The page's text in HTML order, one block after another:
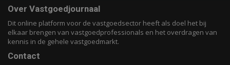
Over Vastgoedjournaal
Dit online platform voor de vastgoedsector heeft als doel het bij
elkaar brengen van vastgoedprofessionals en het overdragen van
kennis in de gehele vastgoedmarkt.
Contact